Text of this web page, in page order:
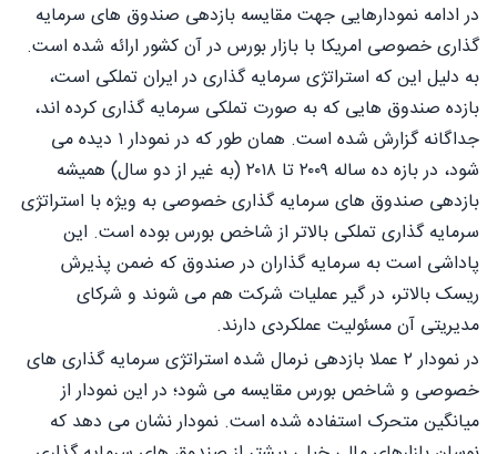
در ادامه نمودارهایی جهت مقایسه بازدهی صندوق های سرمایه
گذاری خصوصی امریکا با بازار بورس در آن کشور ارائه شده است.
به دلیل این که استراتژی سرمایه گذاری در ایران تملکی است،
بازده صندوق هایی که به صورت تملکی سرمایه گذاری کرده اند،
جداگانه گزارش شده است. همان طور که در نمودار ۱ دیده می
شود، در بازه ده ساله ۲۰۰۹ تا ۲۰۱۸ (به غیر از دو سال) همیشه
بازدهی صندوق های سرمایه گذاری خصوصی به ویژه با استراتژی
سرمایه گذاری تملکی بالاتر از شاخص بورس بوده است. این
پاداشی است به سرمایه گذاران در صندوق که ضمن پذیرش
ریسک بالاتر، در گیر عملیات شرکت هم می شوند و شرکای
مدیریتی آن مسئولیت عملکردی دارند.
در نمودار ۲ عملا بازدهی نرمال شده استراتژی سرمایه گذاری های
خصوصی و شاخص بورس مقایسه می شود؛ در این نمودار از
میانگین متحرک استفاده شده است. نمودار نشان می دهد که